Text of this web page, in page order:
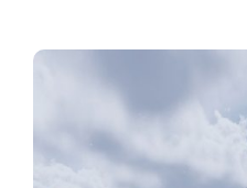
REFUGIO